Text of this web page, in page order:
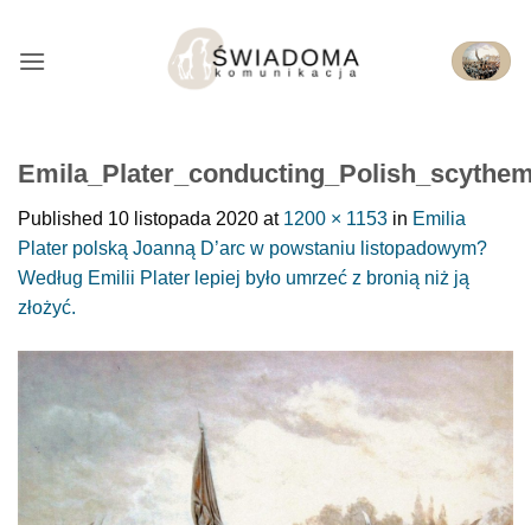
treści
Published 10 listopada 2020 at 1200 × 1153 in Emilia
Plater polską Joanną D’arc w powstaniu listopadowym?
Według Emilii Plater lepiej było umrzeć z bronią niż ją
złożyć.